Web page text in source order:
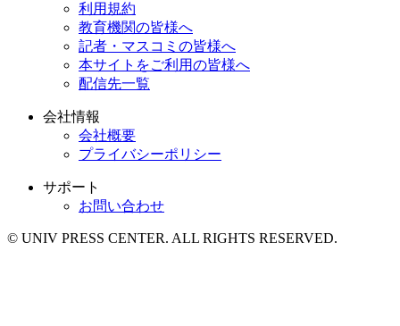
利用規約
教育機関の皆様へ
記者・マスコミの皆様へ
本サイトをご利用の皆様へ
配信先一覧
会社情報
会社概要
プライバシーポリシー
サポート
お問い合わせ
© UNIV PRESS CENTER. ALL RIGHTS RESERVED.